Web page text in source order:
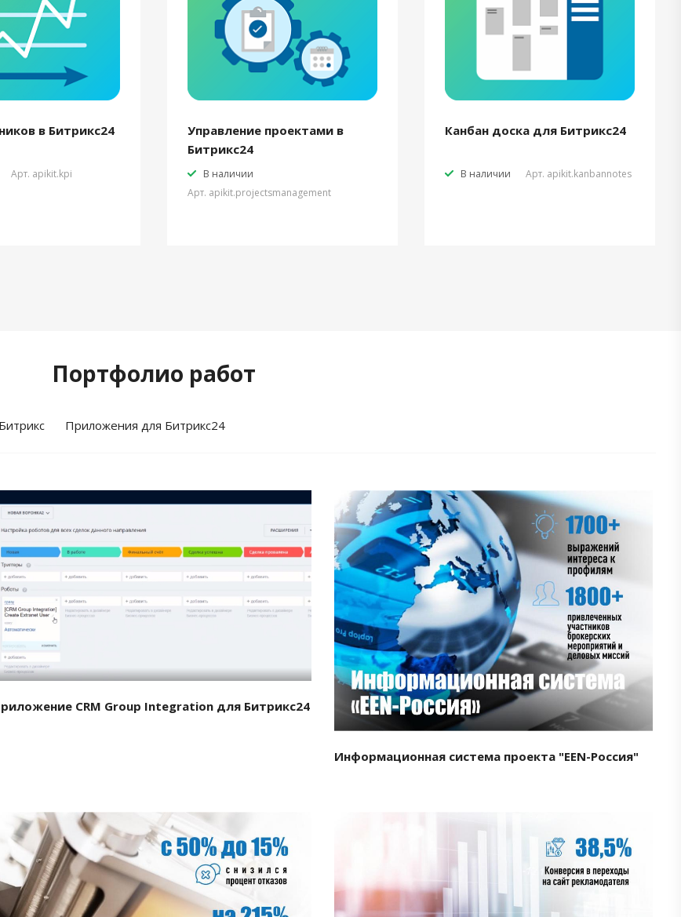
в Битрикс24
Арт. apikit.kpi
Управление проектами в
Битрикс24
В наличии
Арт. apikit.projectsmanagement
Канбан доска для Битрикс24
В наличии Арт. apikit.kanbannotes
Портфолио работ
Приложения для Битрикс24
CRM Group Integration для Битрикс24
Смотреть проект
Информационная система проекта "EEN-Россия"